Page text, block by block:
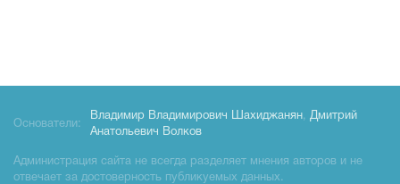
Основатели:
Владимир Владимирович Шахиджанян, Дмитрий
Анатольевич Волков
Администрация сайта не всегда разделяет мнения авторов и не
отвечает за достоверность публикуемых данных.